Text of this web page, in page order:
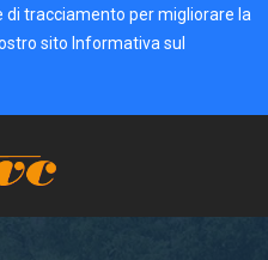
di tracciamento per migliorare la
sito Informativa sul